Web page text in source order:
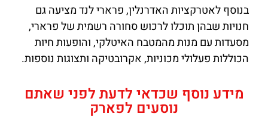
בנוסף לאטרקציות האדרנלין, פרארי לנד מציעה גם
חנויות שבהן תוכלו לרכוש סחורה רשמית של פרארי,
מסעדות עם מנות מהמטבח האיטלקי, והופעות חיות
הכוללות פעלולי מכוניות, אקרובטיקה ותצוגות נוספות.
מידע נוסף שכדאי לדעת לפני שאתם
נוסעים לפארק